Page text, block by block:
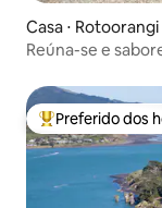
Casa ⋅ Rotoorangi
Reúna-se e
Entre os
Preferido dos